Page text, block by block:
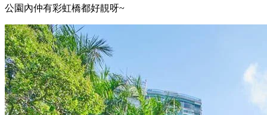
公園內仲有彩虹橋都好靚呀~